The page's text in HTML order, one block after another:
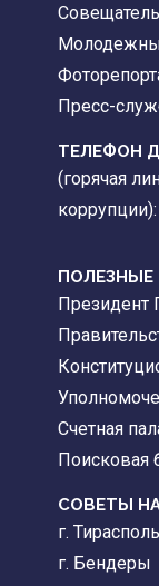
Пресс-
ТЕЛЕФОН
(горячая
Счетная
Поисковая
СОВЕТЫ
г. Тирасполь
г. Бендеры